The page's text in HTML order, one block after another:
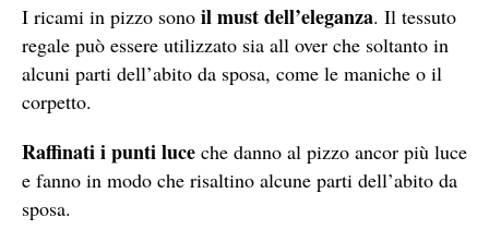
I ricami in pizzo sono il must dell’eleganza. Il tessuto
regale può essere utilizzato sia all over che soltanto in
alcuni parti dell’abito da sposa, come le maniche o il
corpetto.
Raffinati i punti luce che danno al pizzo ancor più luce
e fanno in modo che risaltino alcune parti dell’abito da
sposa.